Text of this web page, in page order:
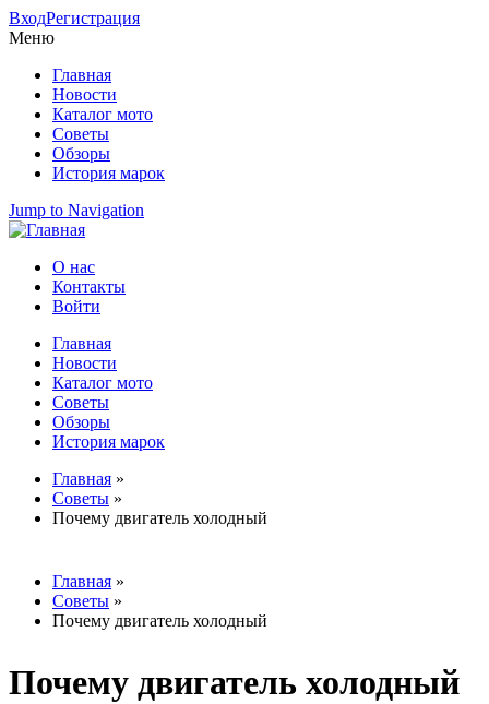
ВходРегистрация
Меню
Главная
Новости
Каталог мото
Советы
Обзоры
История марок
Jump to Navigation
Вторичное меню
О нас
Контакты
Войти
Главное меню
Главная
Новости
Каталог мото
Советы
Обзоры
История марок
Вы здесь
Главная »
Советы »
Почему двигатель холодный
Вы здесь
Главная »
Советы »
Почему двигатель холодный
Почему двигатель холодный